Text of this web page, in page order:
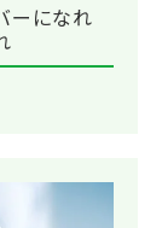
ーになれ